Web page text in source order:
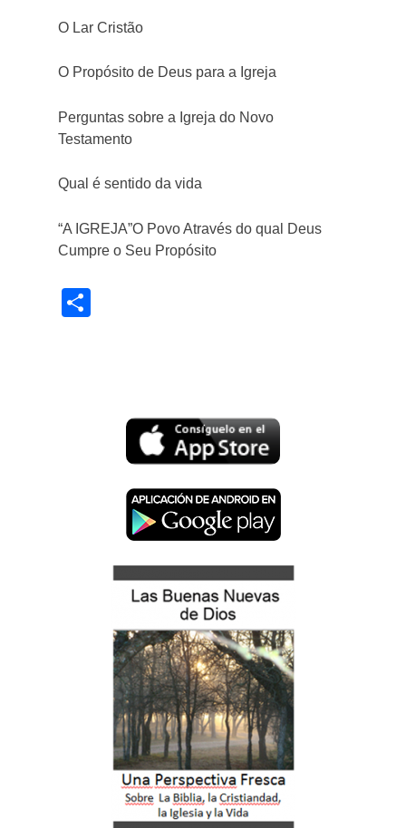
O Lar Cristão
O Propósito de Deus para a Igreja
Perguntas sobre a Igreja do Novo
Testamento
Qual é sentido da vida
“A IGREJA”O Povo Através do qual Deus
Cumpre o Seu Propósito